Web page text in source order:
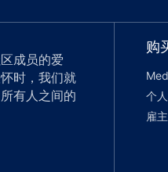
成员的爱
时，我们就
有人之间的
购
个
雇主